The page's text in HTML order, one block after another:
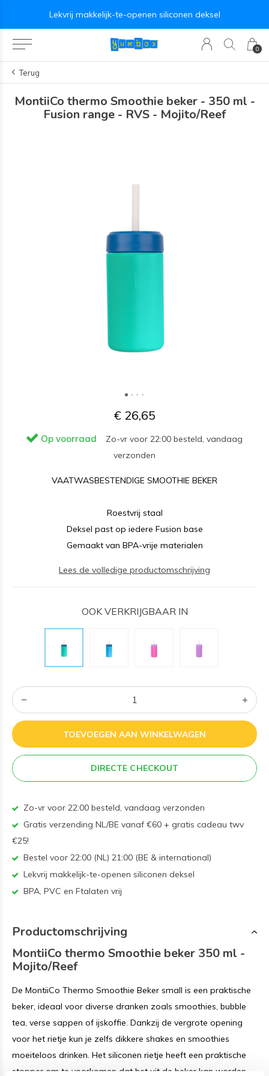
0
Lekvrij makkelijk-te-openen siliconen deksel
Terug
MontiiCo thermo Smoothie beker - 350 ml -
Fusion range - RVS - Mojito/Reef
€ 26,65
Op voorraad
Zo-vr voor 22:00 besteld, vandaag
verzonden
VAATWASBESTENDIGE SMOOTHIE BEKER
Roestvrij staal
Deksel past op iedere Fusion base
Gemaakt van BPA-vrije materialen
Lees de volledige productomschrijving
OOK VERKRIJGBAAR IN
TOEVOEGEN AAN WINKELWAGEN
DIRECTE CHECKOUT
Zo-vr voor 22:00 besteld, vandaag verzonden
Gratis verzending NL/BE vanaf €60 + gratis cadeau twv
€25!
Bestel voor 22:00 (NL) 21:00 (BE & international)
Lekvrij makkelijk-te-openen siliconen deksel
BPA, PVC en Ftalaten vrij
Productomschrijving
MontiiCo thermo Smoothie beker 350 ml -
Mojito/Reef
De MontiiCo Thermo Smoothie Beker small is een praktische
beker, ideaal voor diverse dranken zoals smoothies, bubble
tea, verse sappen of ijskoffie. Dankzij de vergrote opening
voor het rietje kun je zelfs dikkere shakes en smoothies
moeiteloos drinken. Het siliconen rietje heeft een praktische
stopper om te voorkomen dat het uit de beker kan worden